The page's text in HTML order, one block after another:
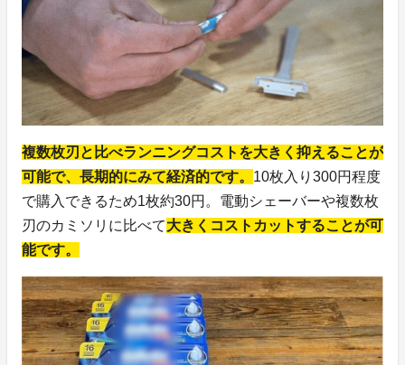
複数枚刃と比べランニングコストを大きく抑えることが
可能で、長期的にみて経済的です。 10枚入り300円程度
で購入できるため1枚約30円。電動シェーバーや複数枚
刃のカミソリに比べて大きくコストカットすることが可
能です。